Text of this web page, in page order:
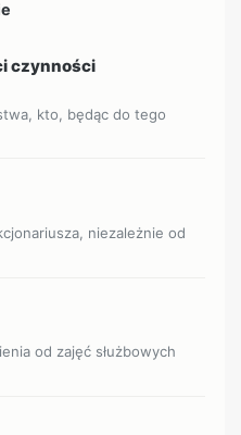
czynności
kto, będąc do tego
niezależnie od
od zajęć służbowych